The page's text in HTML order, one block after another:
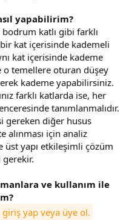
yapabilirim?
katlı gibi farklı
kat içerisinde kademeli
kat içerisinde kademe
temellere oturan düşey
kademe yapabilirsiniz.
farklı katlarda ise, her
tanımlanmalıdır.
gereken diğer husus
alınması için analiz
üst yapı etkileşimli çözüm
ve kullanım ile
giriş yap veya üye ol.